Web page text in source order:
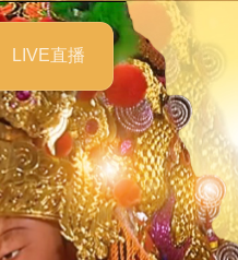
LIVE直播